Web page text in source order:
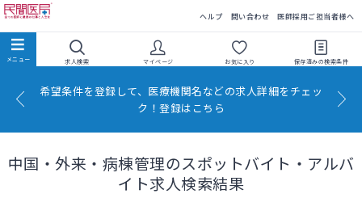
ヘルプ 問い合わせ 医師採用ご担当者様へ
求人検索 マイページ お気に入り 保存済みの検索条件
希望条件を登録して、医療機関名などの求人詳細をチェッ
ク！登録はこちら
中国・外来・病棟管理のスポットバイト・アルバ
イト求人検索結果